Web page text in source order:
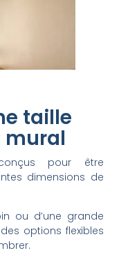
taille
mural
pour être
dimensions de
ou d’une grande
options flexibles